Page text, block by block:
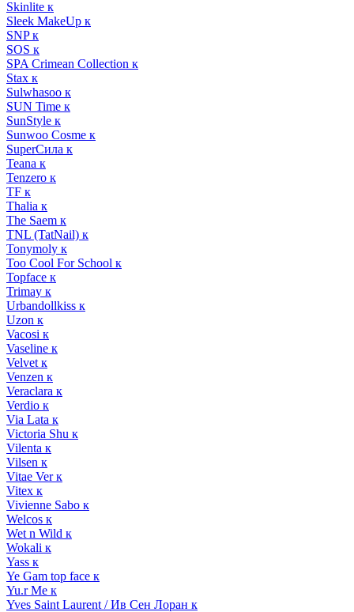
Skinlite к
Sleek MakeUp к
SNP к
SOS к
SPA Crimean Collection к
Stax к
Sulwhasoo к
SUN Time к
SunStyle к
Sunwoo Cosme к
SuperСила к
Teana к
Tenzero к
TF к
Thalia к
The Saem к
TNL (TatNail) к
Tonymoly к
Too Cool For School к
Topface к
Trimay к
Urbandollkiss к
Uzon к
Vacosi к
Vaseline к
Velvet к
Venzen к
Veraclara к
Verdio к
Via Lata к
Victoria Shu к
Vilenta к
Vilsen к
Vitae Ver к
Vitex к
Vivienne Sabo к
Welcos к
Wet n Wild к
Wokali к
Yass к
Ye Gam top face к
Yu.r Me к
Yves Saint Laurent / Ив Сен Лоран к